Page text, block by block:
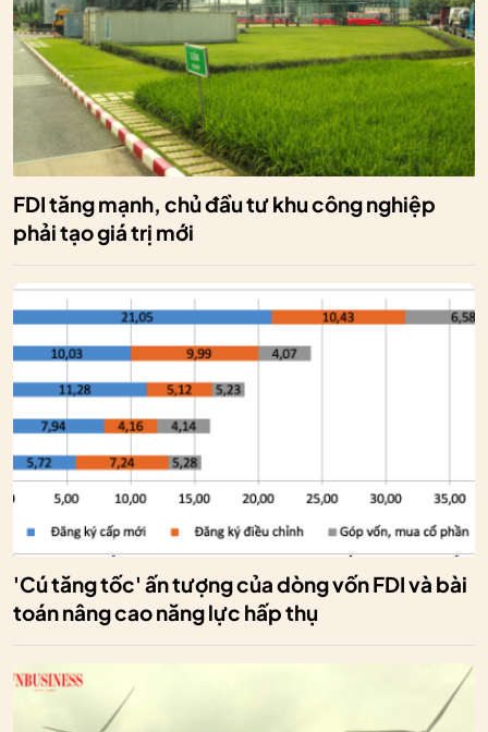
FDI tăng mạnh, chủ đầu tư khu công nghiệp
phải tạo giá trị mới
'Cú tăng tốc' ấn tượng của dòng vốn FDI và bài
toán nâng cao năng lực hấp thụ